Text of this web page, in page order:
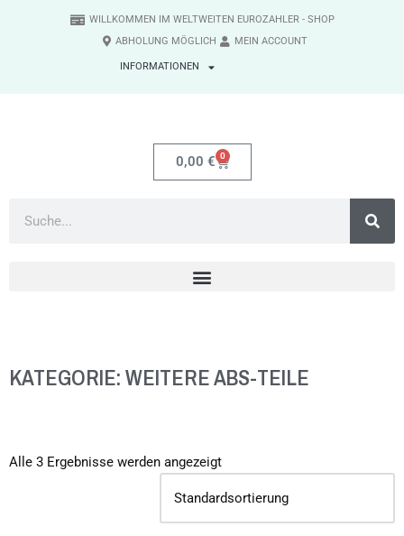
WILLKOMMEN IM WELTWEITEN EUROZAHLER - SHOP
ABHOLUNG MÖGLICH
MEIN ACCOUNT
INFORMATIONEN
0,00 € 0
KATEGORIE: WEITERE ABS-TEILE
Alle 3 Ergebnisse werden angezeigt